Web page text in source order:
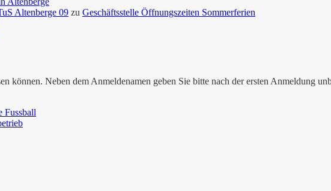
Fussball
Altenberge 09 zu Geschäftsstelle Öffnungszeiten Sommerferien
können. Neben dem Anmeldenamen geben Sie bitte nach der ersten Anmeldung